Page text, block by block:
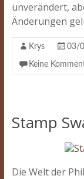
unverändert,
Änderungen
Krys 03/
Keine
Stamp
Die Welt der